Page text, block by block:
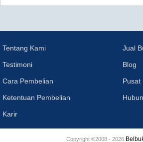
Tentang Kami
Testimoni
Cara Pembelian
Ketentuan Pembelian
Karir
Jual
Blog
Pusat
Copyright ©2008 - 2026